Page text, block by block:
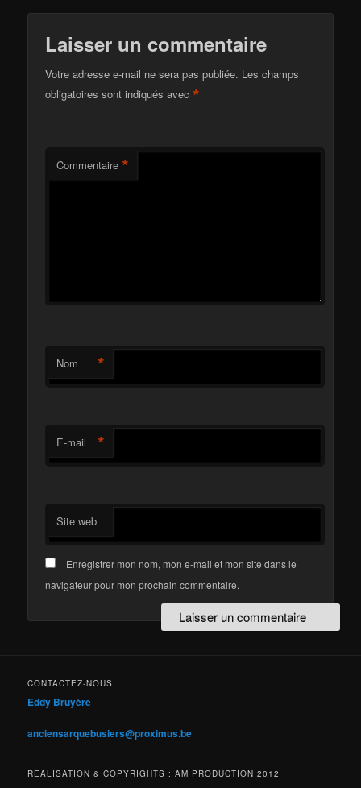
Laisser un commentaire
Votre adresse e-mail ne sera pas publiée. Les champs
obligatoires sont indiqués avec*
Commentaire *
Nom *
E-mail *
Site web
Enregistrer mon nom, mon e-mail et mon site dans le
navigateur pour mon prochain commentaire.
CONTACTEZ-NOUS
Eddy Bruyère
anciensarquebusiers@proximus.be
REALISATION & COPYRIGHTS : AM PRODUCTION 2012